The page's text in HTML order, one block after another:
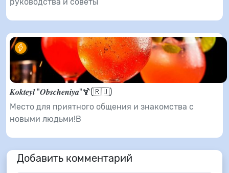
руководства и советы
𝑲𝒐𝒌𝒕𝒆𝒚𝒍 "𝑶𝒃𝒔𝒄𝒉𝒆𝒏𝒊𝒚𝒂"🍹(🇷🇺)
Место для приятного общения и знакомства с
новыми людьми!В
Добавить комментарий